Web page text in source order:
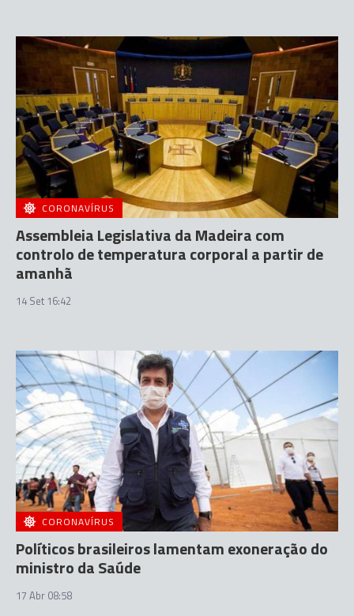
CORONAVÍRUS
Assembleia Legislativa da Madeira com
controlo de temperatura corporal a partir de
amanhã
14 Set 16:42
CORONAVÍRUS
Políticos brasileiros lamentam exoneração do
ministro da Saúde
17 Abr 08:58